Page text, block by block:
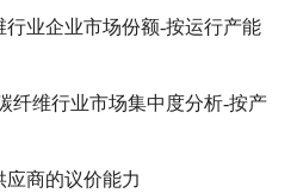
行业企业市场份额-按运行产能
纤维行业市场集中度分析-按产
商的议价能力